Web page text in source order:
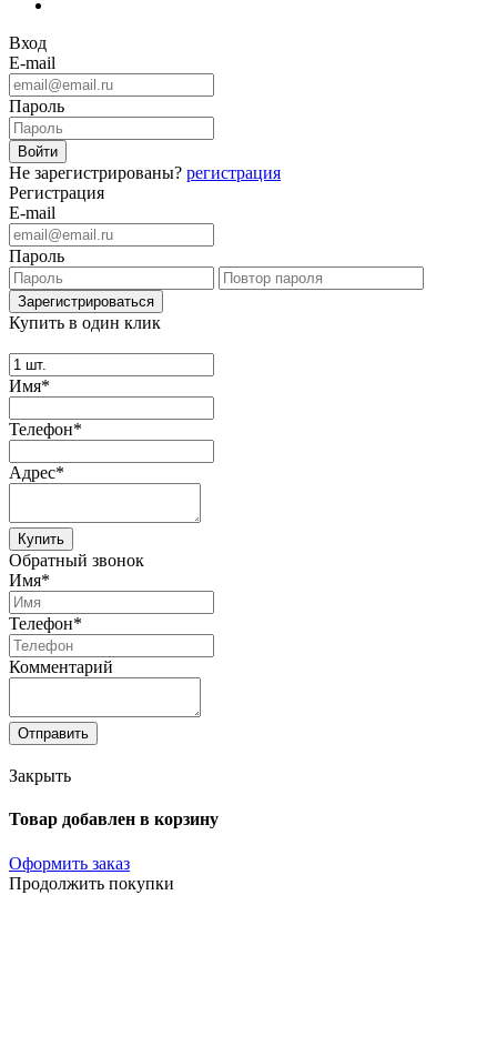
Вход
E-mail
Пароль
Не зарегистрированы? регистрация
Регистрация
E-mail
Пароль
Купить в один клик
Имя*
Телефон*
Адрес*
Купить
Обратный звонок
Имя*
Телефон*
Комментарий
Отправить
Закрыть
Товар добавлен в корзину
Оформить заказ
Продолжить покупки